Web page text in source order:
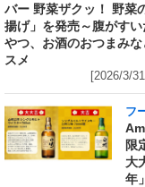
バー 野菜ザクッ！ 野菜
揚げ」を発売～腹がす
やつ、お酒のおつまみな
スメ
[2026/3/
フ
限
大
年